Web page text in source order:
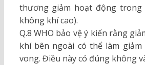
thương giảm hoạt động trong
không khí cao).
Q.8 WHO bảo vệ ý kiến rằng
khí bên ngoài có thể làm
vong. Điều này có đúng không